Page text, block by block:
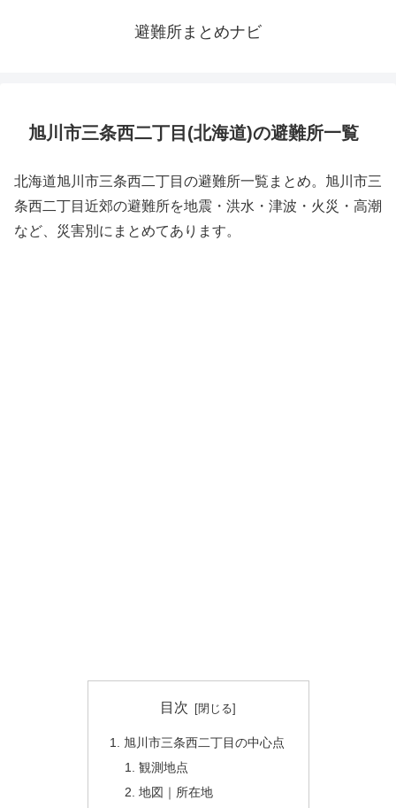
避難所まとめナビ
旭川市三条西二丁目(北海道)の避難所一覧
北海道旭川市三条西二丁目の避難所一覧まとめ。旭川市三
条西二丁目近郊の避難所を地震・洪水・津波・火災・高潮
など、災害別にまとめてあります。
目次
旭川市三条西二丁目の中心点
観測地点
地図｜所在地